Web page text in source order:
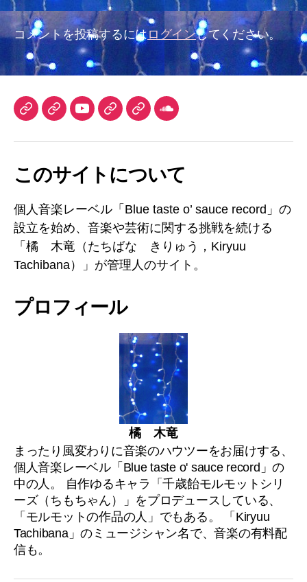
コメントを投稿するにはログインしてください。
TuneCore
iTunesYouTube
ン
ル
DLsiteAudiostockSoundCloud
このサイトについて
個人音楽レーベル「Blue taste o’ sauce record」の
設立を始め、音楽や芸術に関する挑戦を続ける
「橘 木竜（たちばな きりゅう，Kiryuu
Tachibana）」が管理人のサイト。
プロフィール
橘 木竜
まったり風変わりに音楽のハウツーをお届けする、
個人音楽レーベル「Blue taste o' sauce record」の
中の人。 自作ゆるキャラ「千歳飴モルモットシリ
ーズ（ちもちゃん）」をプロデュースしている、
「モルモットの作品の人」でもある。 「Kiryuu
Tachibana」のミュージシャン名で、音楽の有料配
信も。